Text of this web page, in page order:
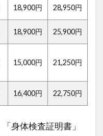
18,900円 28,950円
18,900円 25,900円
15,000円 21,250円
16,400円 22,750円
身体検査証明書」